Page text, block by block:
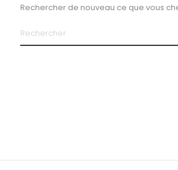
Rechercher de nouveau ce que vous